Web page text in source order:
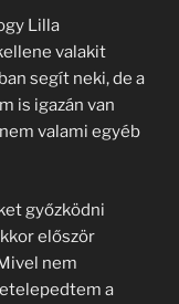
Lilla
valakit
segít neki, de a
is igazán van
valami egyéb
győzködni
először
nem
a